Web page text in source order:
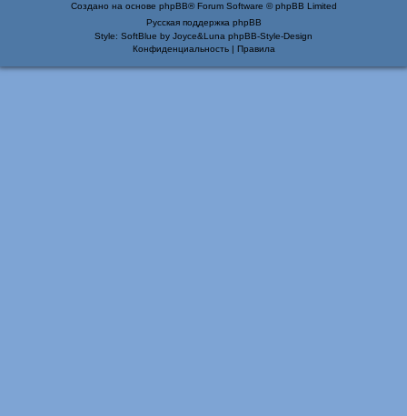
Создано на основе phpBB® Forum Software © phpBB Limited
Русская поддержка phpBB
Style: SoftBlue by Joyce&Luna phpBB-Style-Design
Конфиденциальность| Правила